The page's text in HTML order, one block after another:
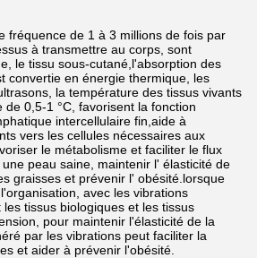
fréquence de 1 à 3 millions de fois par
à transmettre au corps, sont
le tissu sous-cutané,l'absorption des
convertie en énergie thermique, les
la température des tissus vivants
0,5-1 °C, favorisent la fonction
intercellulaire fin,aide à
vers les cellules nécessaires aux
le métabolisme et faciliter le flux
peau saine, maintenir l' élasticité de
graisses et prévenir l' obésité.lorsque
avec les vibrations
tissus biologiques et les tissus
pour maintenir l'élasticité de la
par les vibrations peut faciliter la
et aider à prévenir l'obésité.